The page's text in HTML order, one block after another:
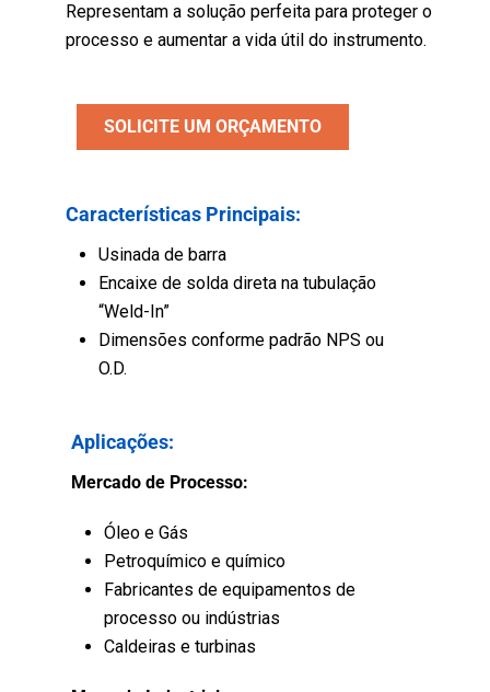
Representam a solução perfeita para proteger o
processo e aumentar a vida útil do instrumento.
SOLICITE UM ORÇAMENTO
Características Principais:
Usinada de barra
Encaixe de solda direta na tubulação
“Weld-In”
Dimensões conforme padrão NPS ou
O.D.
Aplicações:
Mercado de Processo:
Óleo e Gás
Petroquímico e químico
Fabricantes de equipamentos de
processo ou indústrias
Caldeiras e turbinas